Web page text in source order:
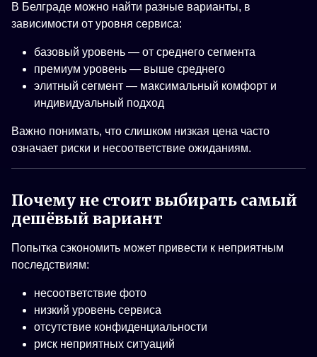
В Белграде можно найти разные варианты, в
зависимости от уровня сервиса:
базовый уровень — от среднего сегмента
премиум уровень — выше среднего
элитный сегмент — максимальный комфорт и
индивидуальный подход
Важно понимать, что слишком низкая цена часто
означает риски и несоответствие ожиданиям.
Почему не стоит выбирать самый
дешёвый вариант
Попытка сэкономить может привести к неприятным
последствиям:
несоответствие фото
низкий уровень сервиса
отсутствие конфиденциальности
риск неприятных ситуаций